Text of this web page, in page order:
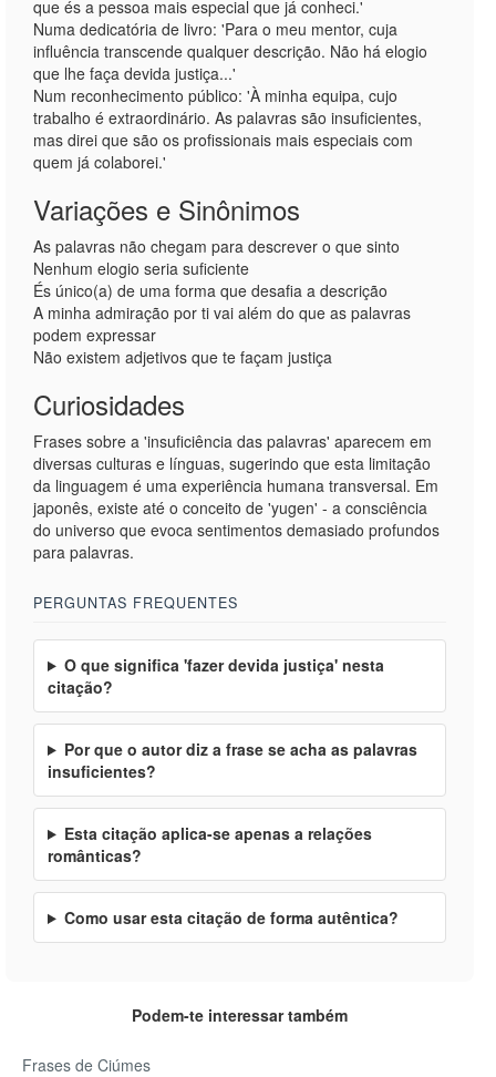
que és a pessoa mais especial que já conheci.'
Numa dedicatória de livro: 'Para o meu mentor, cuja
influência transcende qualquer descrição. Não há elogio
que lhe faça devida justiça...'
Num reconhecimento público: 'À minha equipa, cujo
trabalho é extraordinário. As palavras são insuficientes,
mas direi que são os profissionais mais especiais com
quem já colaborei.'
Variações e Sinônimos
As palavras não chegam para descrever o que sinto
Nenhum elogio seria suficiente
És único(a) de uma forma que desafia a descrição
A minha admiração por ti vai além do que as palavras
podem expressar
Não existem adjetivos que te façam justiça
Curiosidades
Frases sobre a 'insuficiência das palavras' aparecem em
diversas culturas e línguas, sugerindo que esta limitação
da linguagem é uma experiência humana transversal. Em
japonês, existe até o conceito de 'yugen' - a consciência
do universo que evoca sentimentos demasiado profundos
para palavras.
PERGUNTAS FREQUENTES
O que significa 'fazer devida justiça' nesta
citação?
Por que o autor diz a frase se acha as palavras
insuficientes?
Esta citação aplica-se apenas a relações
românticas?
Como usar esta citação de forma autêntica?
Podem-te interessar também
Frases de Ciúmes